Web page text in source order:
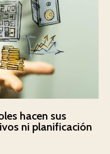
hacen sus
ni planificación